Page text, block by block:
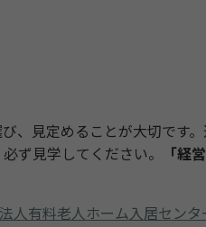
、見定めることが大切です
ず見学してください。
「経
人有料老人ホーム入居センタ